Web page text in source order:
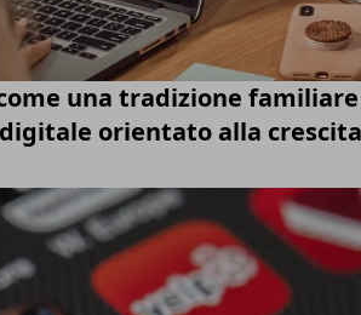
una tradizione
orientato alla